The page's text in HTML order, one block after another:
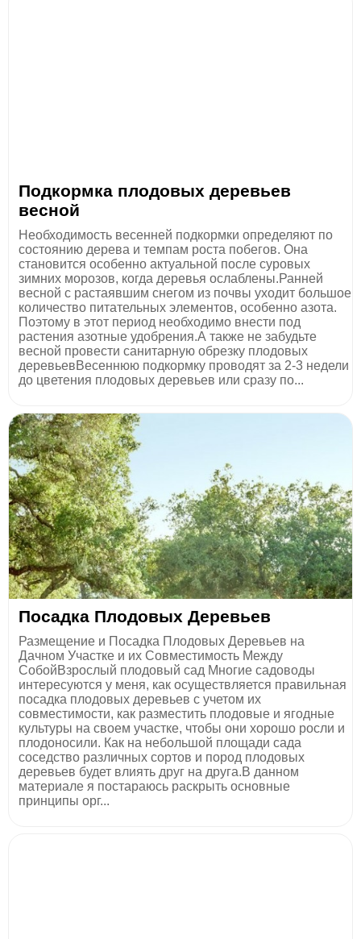
Подкормка плодовых деревьев
весной
Необходимость весенней подкормки определяют по
состоянию дерева и темпам роста побегов. Она
становится особенно актуальной после суровых
зимних морозов, когда деревья ослаблены.Ранней
весной с растаявшим снегом из почвы уходит большое
количество питательных элементов, особенно азота.
Поэтому в этот период необходимо внести под
растения азотные удобрения.А также не забудьте
весной провести санитарную обрезку плодовых
деревьевВесеннюю подкормку проводят за 2-3 недели
до цветения плодовых деревьев или сразу по...
Посадка Плодовых Деревьев
Размещение и Посадка Плодовых Деревьев на
Дачном Участке и их Совместимость Между
СобойВзрослый плодовый сад Многие садоводы
интересуются у меня, как осуществляется правильная
посадка плодовых деревьев с учетом их
совместимости, как разместить плодовые и ягодные
культуры на своем участке, чтобы они хорошо росли и
плодоносили. Как на небольшой площади сада
соседство различных сортов и пород плодовых
деревьев будет влиять друг на друга.В данном
материале я постараюсь раскрыть основные
принципы орг...